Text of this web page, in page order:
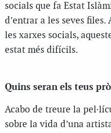
socials que fa Estat
d’entrar a les seves files.
les xarxes socials,
estat més difícils.
Quins seran els teus
Acabo de treure la
sobre la vida d’una